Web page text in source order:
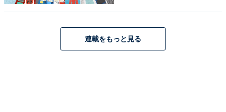
連載をもっと見る